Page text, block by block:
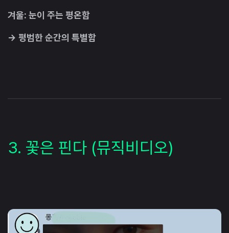
겨울: 눈이 주는 평온함
→ 평범한 순간의 특별함
3. 꽃은 핀다 (뮤직비디오)